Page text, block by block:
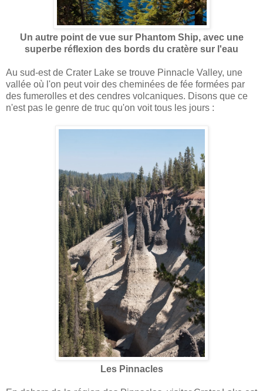
Un autre point de vue sur Phantom Ship, avec une
superbe réflexion des bords du cratère sur l'eau
Au sud-est de Crater Lake se trouve Pinnacle Valley, une
vallée où l'on peut voir des cheminées de fée formées par
des fumerolles et des cendres volcaniques. Disons que ce
n'est pas le genre de truc qu'on voit tous les jours :
Les Pinnacles